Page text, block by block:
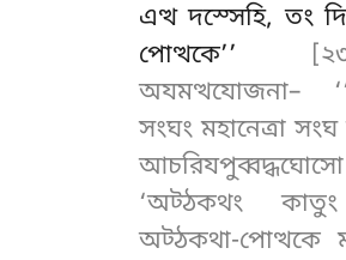
এত্থ দস্সেহি, তং
পোত্থকে’’
অযমত্থযোজনা–
সংঘং মহানেত্ৰা সংঘ
‘অট্ঠকথং
অট্ঠকথা-পোত্থকে